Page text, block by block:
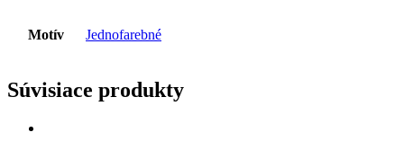
Motív Jednofarebné
Súvisiace produkty